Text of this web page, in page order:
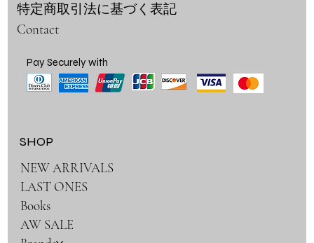
特定商取引法に基づく表記
Contact
SHOP
NEW ARRIVALS
LAST ONES
Books
AW SALE
Pay Securely with